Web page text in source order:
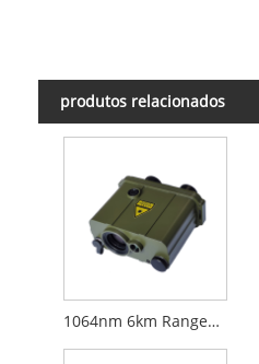
produtos relacionados
1064nm 6km Rangefinder Binoculares